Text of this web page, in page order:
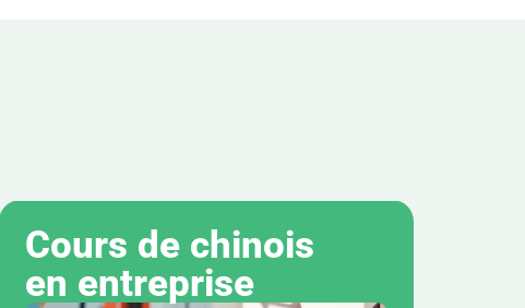
Cours de chinois
en entreprise